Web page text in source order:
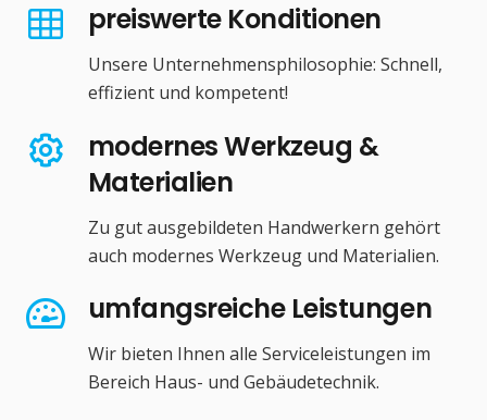
preiswerte Konditionen
Unsere Unternehmensphilosophie: Schnell,
effizient und kompetent!
modernes Werkzeug &
Materialien
Zu gut ausgebildeten Handwerkern gehört
auch modernes Werkzeug und Materialien.
umfangsreiche Leistungen
Wir bieten Ihnen alle Serviceleistungen im
Bereich Haus- und Gebäudetechnik.